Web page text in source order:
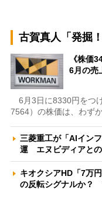
古賀真人「発掘
《株価
6月の売
6月3日に8330円をつ
7564）の株価は、わず
三菱重工が「AIイン
運 エヌビディアと
キオクシアHD「7万
の反転シグナルか？